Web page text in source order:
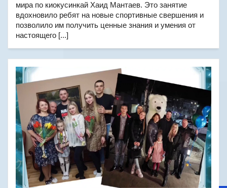
мира по киокусинкай Хаид Мантаев. Это занятие
вдохновило ребят на новые спортивные свершения и
позволило им получить ценные знания и умения от
настоящего [...]